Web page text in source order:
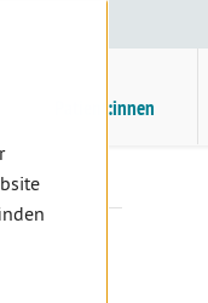
Patient:innen